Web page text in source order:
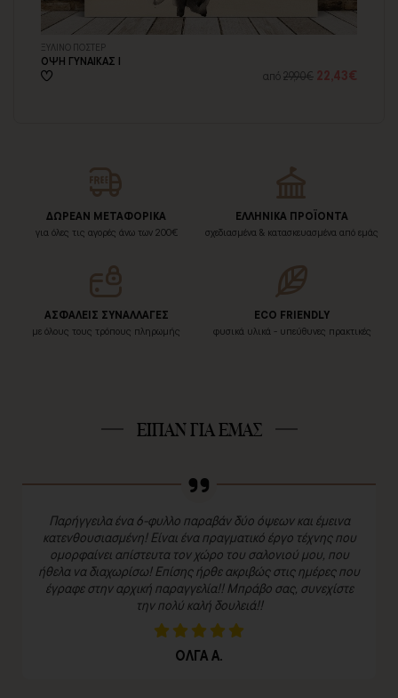
ΞΥΛΙΝΟ ΠΟΣΤΕΡ
ΟΨΗ ΓΥΝΑΙΚΑΣ Ι
από29,90€ 22,43€
ΔΩΡΕΑΝ ΜΕΤΑΦΟΡΙΚΑ
για όλες τις αγορές άνω των 200€
ΕΛΛΗΝΙΚΑ ΠΡΟΪΟΝΤΑ
σχεδιασμένα & κατασκευασμένα από εμάς
ΑΣΦΑΛΕΙΣ ΣΥΝΑΛΛΑΓΕΣ
με όλους τους τρόπους πληρωμής
ECO FRIENDLY
φυσικά υλικά - υπεύθυνες πρακτικές
ΕΙΠΑΝ ΓΙΑ ΕΜΑΣ
Παρήγγειλα ένα 6-φυλλο παραβάν δύο όψεων και έμεινα
κατενθουσιασμένη! Είναι ένα πραγματικό έργο τέχνης που
ομορφαίνει απίστευτα τον χώρο του σαλονιού μου, που
ήθελα να διαχωρίσω! Επίσης ήρθε ακριβώς στις ημέρες που
έγραφε στην αρχική παραγγελία!! Μπράβο σας, συνεχίστε
την πολύ καλή δουλειά!!
ΟΛΓΑ Α.